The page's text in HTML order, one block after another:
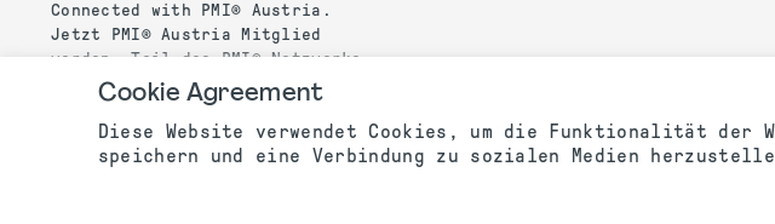
Connected with PMI® Austria.
Jetzt PMI® Austria Mitglied
werden, Teil des PMI® Netzwerks
werden und von zahlreichen
Vorteilen profitieren!
Cookie Agreement
Diese Website verwendet Cookies, um die Funktionalität der
speichern und eine Verbindung zu sozialen Medien